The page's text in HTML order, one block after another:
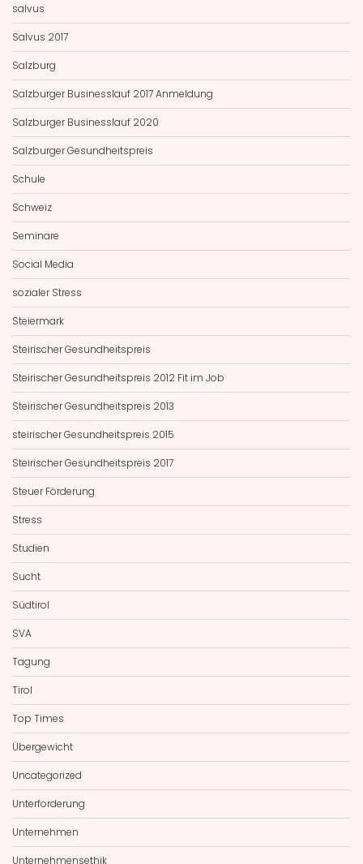
salvus
Salvus 2017
Salzburg
Salzburger Businesslauf 2017 Anmeldung
Salzburger Businesslauf 2020
Salzburger Gesundheitspreis
Schule
Schweiz
Seminare
Social Media
sozialer Stress
Steiermark
Steirischer Gesundheitspreis
Steirischer Gesundheitspreis 2012 Fit im Job
Steirischer Gesundheitspreis 2013
steirischer Gesundheitspreis 2015
Steirischer Gesundheitspreis 2017
Steuer Förderung
Stress
Studien
Sucht
Südtirol
SVA
Tagung
Tirol
Top Times
Übergewicht
Uncategorized
Unterforderung
Unternehmen
Unternehmensethik